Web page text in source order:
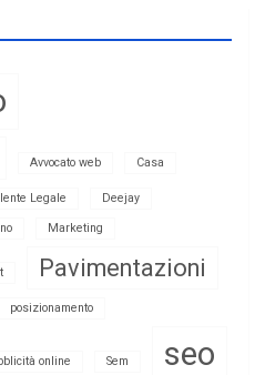
Avvocato web Casa
Legale Deejay
Marketing
Pavimentazioni
posizionamento
online Sem seo